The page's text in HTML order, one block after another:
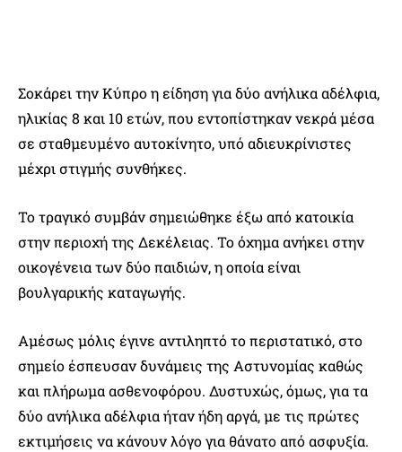
Σοκάρει την Κύπρο η είδηση για δύο ανήλικα αδέλφια,
ηλικίας 8 και 10 ετών, που εντοπίστηκαν νεκρά μέσα
σε σταθμευμένο αυτοκίνητο, υπό αδιευκρίνιστες
μέχρι στιγμής συνθήκες.
Το τραγικό συμβάν σημειώθηκε έξω από κατοικία
στην περιοχή της Δεκέλειας. Το όχημα ανήκει στην
οικογένεια των δύο παιδιών, η οποία είναι
βουλγαρικής καταγωγής.
Αμέσως μόλις έγινε αντιληπτό το περιστατικό, στο
σημείο έσπευσαν δυνάμεις της Αστυνομίας καθώς
και πλήρωμα ασθενοφόρου. Δυστυχώς, όμως, για τα
δύο ανήλικα αδέλφια ήταν ήδη αργά, με τις πρώτες
εκτιμήσεις να κάνουν λόγο για θάνατο από ασφυξία.